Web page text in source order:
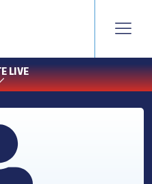
LIVE